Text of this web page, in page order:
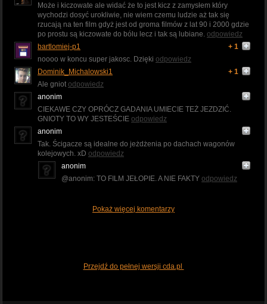
Może i kiczowate ale widać że to jest kicz z zamysłem który
wychodzi dosyć urokliwie, nie wiem czemu ludzie aż tak się
rzucają na ten film gdyż jest od groma filmów z lat 90 i 2000 gdzie
po prostu są kiczowate do bólu lecz i tak są lubiane. odpowiedz
bartlomiej-p1
+ 1
noooo w koncu super jakosc. Dzięki odpowiedz
Dominik_Michalowski1
+ 1
Ale gniot odpowiedz
anonim
CIEKAWE CZY OPRÓCZ GADANIA UMIECIE TEŻ JEZDZIĆ.
GNIOTY TO WY JESTEŚCIE odpowiedz
anonim
Tak. Ścigacze są idealne do jeżdżenia po dachach wagonów
kolejowych. xD odpowiedz
anonim
@anonim: TO FILM JEŁOPIE. A NIE FAKTY odpowiedz
Pokaż więcej komentarzy
Przejdź do pełnej wersji cda.pl